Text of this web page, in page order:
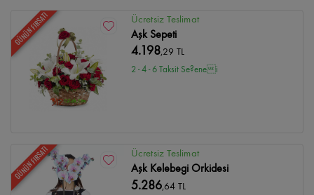
GÜNÜN FIRSATI Ücretsiz Teslimat
Aşk Sepeti
4.198,29 TL
2 - 4 - 6 Taksit Se?enei
GÜNÜN FIRSATI Ücretsiz Teslimat
Aşk Kelebegi Orkidesi
5.286,64 TL